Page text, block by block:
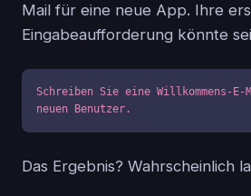
Mail für eine neue App. Ihre
Eingabeaufforderung könnte
Schreiben Sie eine Willkommens-
neuen Benutzer.
Das Ergebnis? Wahrscheinlich